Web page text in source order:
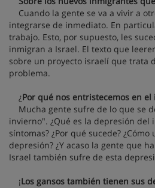
Cuando la gente se va a vivir a
integrarse de inmediato. En
trabajo. Esto, por supuesto, les
inmigran a Israel. El texto que
sobre un proyecto israelí que trata
problema.
¿Por qué nos entristecemos en
Mucha gente sufre de lo que se
invierno". ¿Qué es la depresión del
síntomas? ¿Por qué sucede?
depresión? ¿Y acaso la gente que
Israel también sufre de esta
¡Los gansos también tienen sus